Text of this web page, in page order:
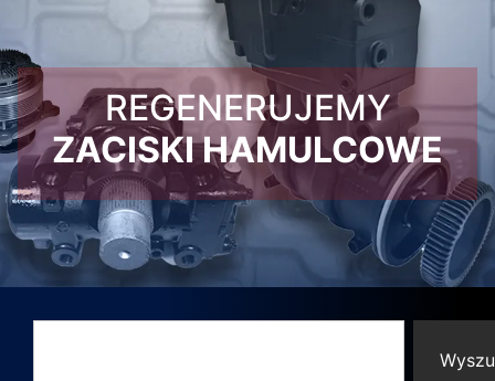
REGENERUJEMY
ZACISKI HAMULCOWE